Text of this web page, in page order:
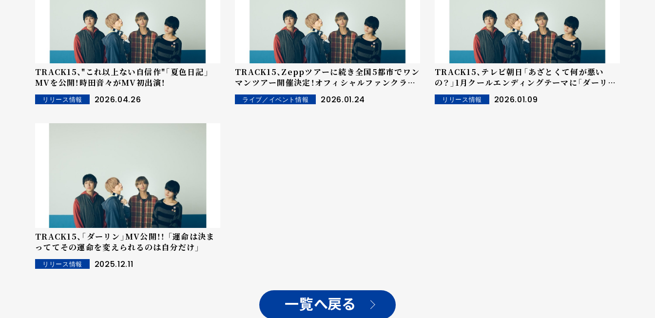
TRACK15、"これ以上ない自信作"「夏色日記」
MVを公開！時田音々がMV初出演！
リリース情報 2026.04.26
TRACK15、Zeppツアーに続き全国5都市でワン
マンツアー開催決定！オフィシャルファンクラブ
「15tree」開設
ライブ／イベント情報 2026.01.24
TRACK15、テレビ朝日「あざとくて何が悪い
の？」1月クールエンディングテーマに「ダーリ
ン」が決定！！
リリース情報 2026.01.09
TRACK15、「ダーリン」MV公開！！ 「運命は決ま
っててその運命を変えられるのは自分だけ」
リリース情報 2025.12.11
一覧へ戻る